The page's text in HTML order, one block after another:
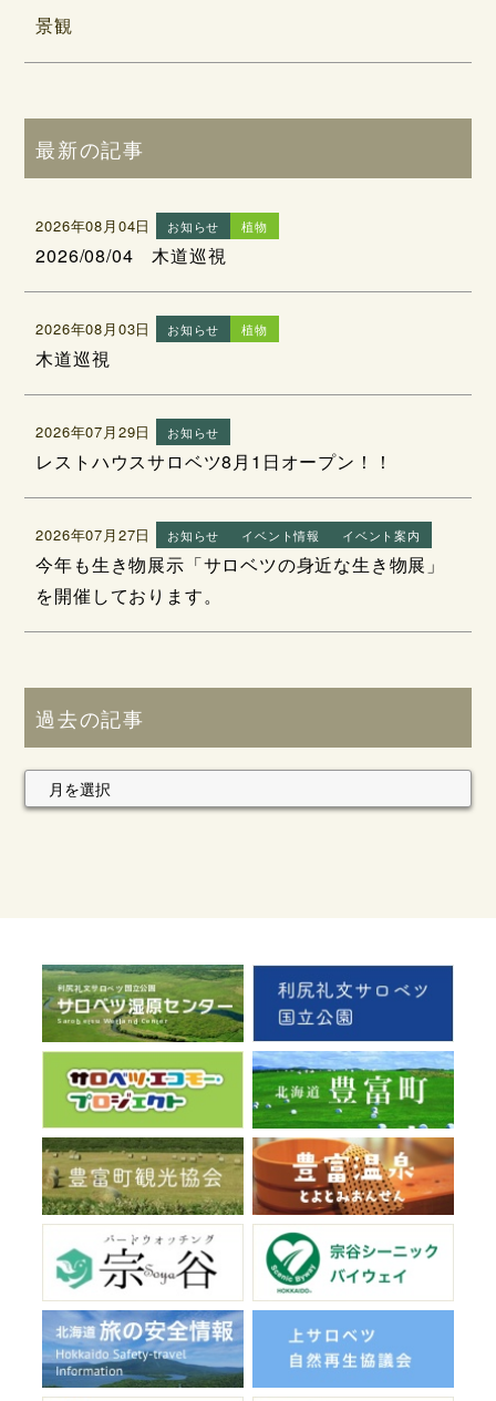
景観
最新の記事
2026年08月04日 お知らせ 植物
2026/08/04 木道巡視
2026年08月03日 お知らせ 植物
木道巡視
2026年07月29日 お知らせ
レストハウスサロベツ8月1日オープン！！
2026年07月27日 お知らせ イベント情報 イベント案内
今年も生き物展示「サロベツの身近な生き物展」
を開催しております。
過去の記事